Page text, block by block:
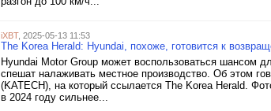
iXBT, 2025-05-13 11:53
The Korea Herald: Hyundai, похоже, готовится к
Hyundai Motor Group может воспользоваться шансом
спешат налаживать местное производство. Об этом
(KATECH), на который ссылается The Korea Herald.
в 2024 году сильнее...